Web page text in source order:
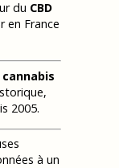
du CBD
en France
2005.
à un